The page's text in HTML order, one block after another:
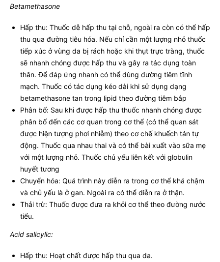
Betamethasone
Hấp thu: Thuốc dễ hấp thu tại chỗ, ngoài ra còn có thể hấp
thu qua đường tiêu hóa. Nếu chỉ cần một lượng nhỏ thuốc
tiếp xúc ở vùng da bị rách hoặc khi thụt trực tràng, thuốc
sẽ nhanh chóng được hấp thu và gây ra tác dụng toàn
thân. Để đáp ứng nhanh có thể dùng đường tiêm tĩnh
mạch. Thuốc có tác dụng kéo dài khi sử dụng dạng
betamethasone tan trong lipid theo đường tiêm bắp
Phân bố: Sau khi được hấp thu thuốc nhanh chóng được
phân bố đến các cơ quan trong cơ thể (có thể quan sát
được hiện tượng phơi nhiễm) theo cơ chế khuếch tán tự
động. Thuốc qua nhau thai và có thể bài xuất vào sữa mẹ
với một lượng nhỏ. Thuốc chủ yếu liên kết với globulin
huyết tương
Chuyển hóa: Quá trình này diễn ra trong cơ thể khá chậm
và chủ yếu là ở gan. Ngoài ra có thể diễn ra ở thận.
Thải trừ: Thuốc được đưa ra khỏi cơ thể theo đường nước
tiểu.
Acid salicylic:
Hấp thu: Hoạt chất được hấp thu qua da.